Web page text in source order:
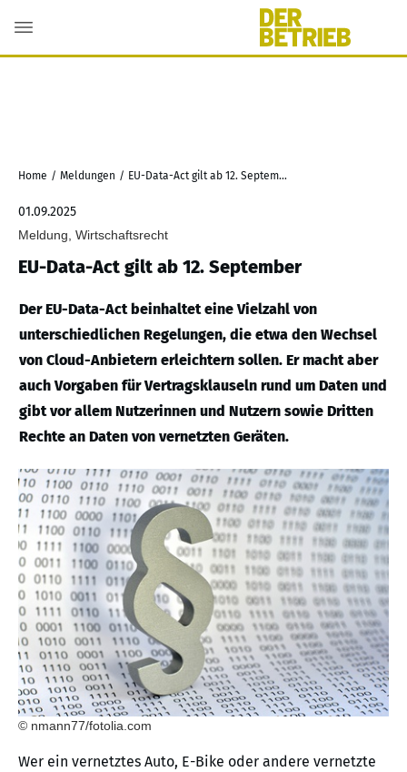
Home / Meldungen / EU-Data-Act gilt ab 12. September
01.09.2025
Meldung, Wirtschaftsrecht
EU-Data-Act gilt ab 12. September
Der EU-Data-Act beinhaltet eine Vielzahl von
unterschiedlichen Regelungen, die etwa den Wechsel
von Cloud-Anbietern erleichtern sollen. Er macht aber
auch Vorgaben für Vertragsklauseln rund um Daten und
gibt vor allem Nutzerinnen und Nutzern sowie Dritten
Rechte an Daten von vernetzten Geräten.
© nmann77/fotolia.com
Wer ein vernetztes Auto, E-Bike oder andere vernetzte